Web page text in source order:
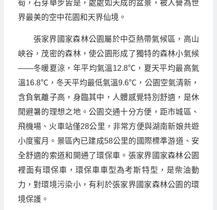
筍，石芽舉步皆是，處處如天成的盆景，被人譽為世
界最美的空中花園和天界仙境。
張家界國家森林公園屬於中亞熱帶氣候區，高山
峽谷，茂密的森林，使公園形成了獨特的森林小氣候
——冬暖夏涼，年平均氣溫12.8℃，夏天平均最高氣
溫16.8℃，冬天平均最低氣溫9.6℃，公園空氣清新，
含負氧離子高，身臨其中，人體感覺特別舒適，是休
閒避暑的理想之地。公園交通十分方便，距市城區、
飛機場、火車站僅28公里，非常方便與湖南新娘共遊
小度蜜月。景區內已建成58公里的國際標準游道、安
全舒適的索道和開通了環保車。張家界國家森林公園
裡面有環保車，環保車車型為考斯特型，是柴油動
力，對環境污染小，有利於張家界國家森林公園的環
境保護。